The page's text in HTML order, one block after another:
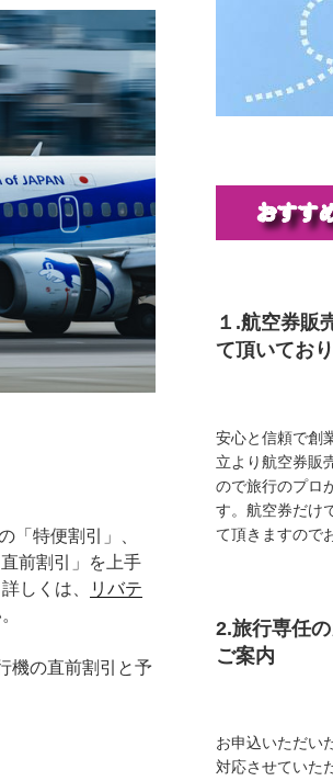
「特便割引」、
前割引」を上手
しくは、
リバテ
機の直前割引と予
１.航空券販
て頂いており
安心と信頼で創
立より航空券販
ので旅行のプロ
す。航空券だけ
て頂きますので
2.旅行専任
ご案内
お申込いただい
対応させていた